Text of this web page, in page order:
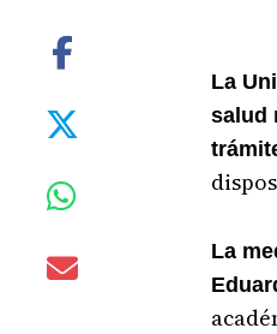
La
salud
La